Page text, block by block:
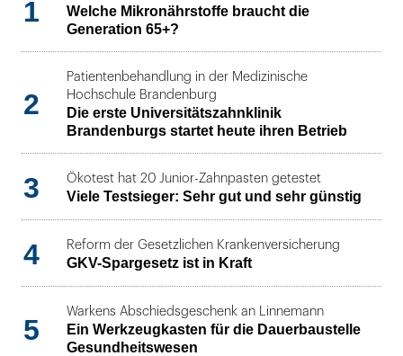
1
Welche Mikronährstoffe braucht die
Generation 65+?
2
Patientenbehandlung in der Medizinische
Hochschule Brandenburg
Die erste Universitätszahnklinik
Brandenburgs startet heute ihren Betrieb
3 Ökotest hat 20 Junior-Zahnpasten getestet
Viele Testsieger: Sehr gut und sehr günstig
4 Reform der Gesetzlichen Krankenversicherung
GKV-Spargesetz ist in Kraft
5
Warkens Abschiedsgeschenk an Linnemann
Ein Werkzeugkasten für die Dauerbaustelle
Gesundheitswesen